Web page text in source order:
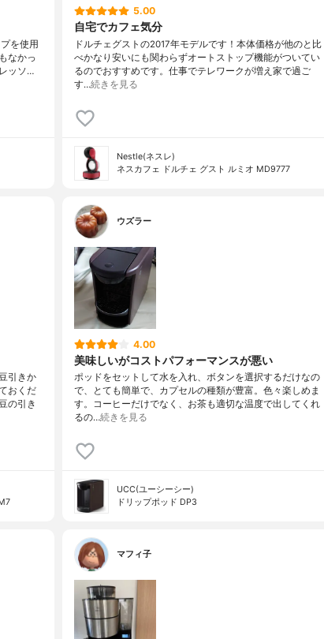
を使用
なかっ
ッソ…
5.00
自宅でカフェ気分
ドルチェグストの2017年モデルです！本体価格が他のと比
べかなり安いにも関わらずオートストップ機能がついてい
るのでおすすめです。仕事でテレワークが増え家で過ご
す…続きを見る
Nestle(ネスレ)
ネスカフェ ドルチェ グスト ルミオ MD9777
引きか
おくだ
の引き
ウズラー
4.00
美味しいがコストパフォーマンスが悪い
ポッドをセットして水を入れ、ボタンを選択するだけなの
で、とても簡単で、カプセルの種類が豊富。色々楽しめま
す。コーヒーだけでなく、お茶も適切な温度で出してくれ
るの…続きを見る
UCC(ユーシーシー)
ドリップポッド DP3
マフィ子